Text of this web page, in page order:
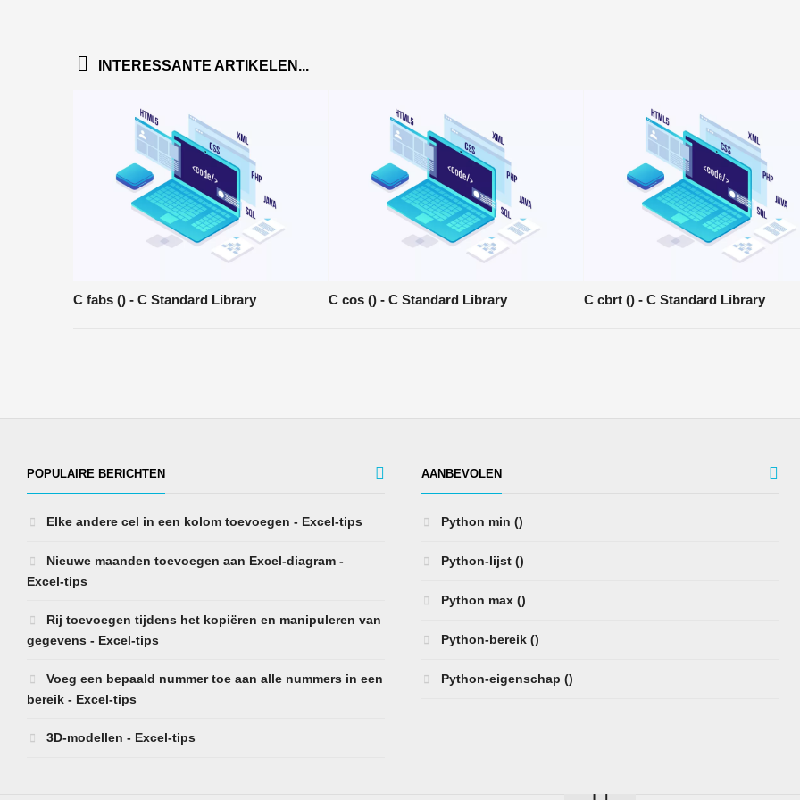
INTERESSANTE ARTIKELEN...
C fabs () - C Standard Library C cos () - C Standard Library C cbrt () - C Standard Library
POPULAIRE BERICHTEN
Elke andere cel in een kolom toevoegen - Excel-tips
Nieuwe maanden toevoegen aan Excel-diagram -
Excel-tips
Rij toevoegen tijdens het kopiëren en manipuleren van
gegevens - Excel-tips
Voeg een bepaald nummer toe aan alle nummers in een
bereik - Excel-tips
3D-modellen - Excel-tips
AANBEVOLEN
Python min ()
Python-lijst ()
Python max ()
Python-bereik ()
Python-eigenschap ()